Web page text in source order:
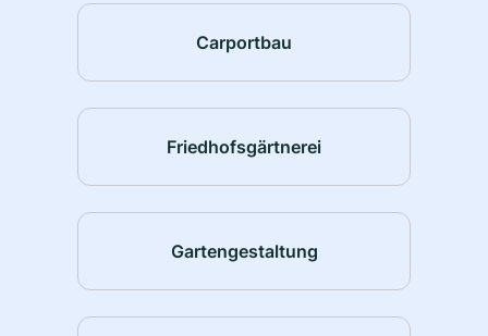
Carportbau
Friedhofsgärtnerei
Gartengestaltung